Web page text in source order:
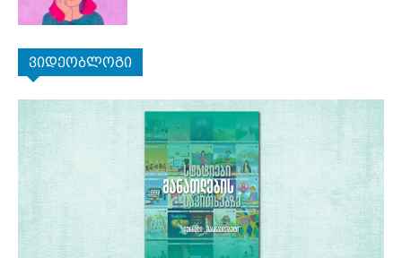
ვიდეობლოგი